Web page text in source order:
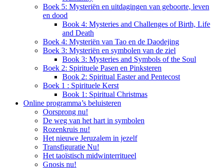
Boek 5: Mysteriën en uitdagingen van geboorte, leven
en dood
Book 4: Mysteries and Challenges of Birth, Life
and Death
Boek 4: Mysteriën van Tao en de Daodejing
Boek 3: Mysteriën en symbolen van de ziel
Book 3: Mysteries and Symbols of the Soul
Boek 2: Spirituele Pasen en Pinksteren
Book 2: Spiritual Easter and Pentecost
Boek 1 : Spirituele Kerst
Book 1: Spiritual Christmas
Online programma’s beluisteren
Oorsprong nu!
De weg van het hart in symbolen
Rozenkruis nu!
Het nieuwe Jeruzalem in jezelf
Transfiguratie Nu!
Het taoïstisch midwinterritueel
Gnosis nu!